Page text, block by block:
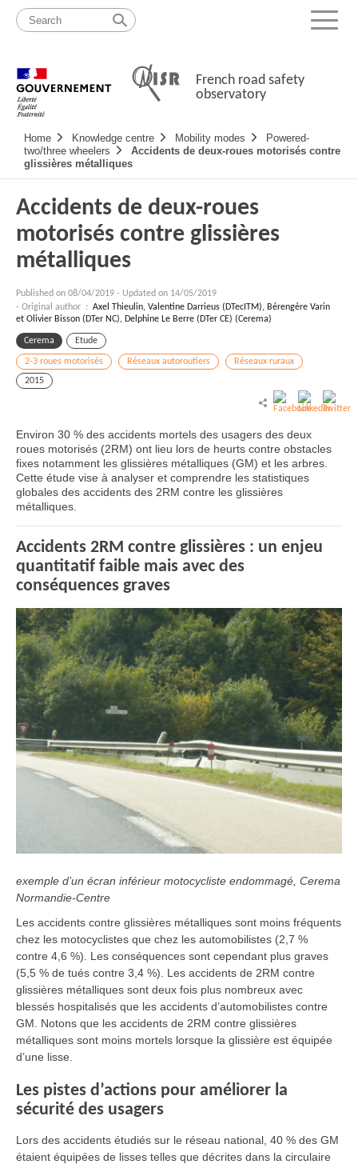
content
map
Menu
French road safety
observatory
Navigation
principale
Home Knowledge centre Mobility modes
Powered-
two/three wheelers
Accidents de deux-roues motorisés contre
glissières métalliques
Accidents de deux-roues
motorisés contre glissières
métalliques
Published on 08/04/2019 - Updated on 14/05/2019
- Original author : Axel Thieulin, Valentine Darrieus (DTecITM), Bérengère Varin
et Olivier Bisson (DTer NC), Delphine Le Berre (DTer CE) (Cerema)
Cerema Etude
2-3 roues motorisés Réseaux autoroutiers
Réseaux ruraux
2015
Environ 30 % des accidents mortels des usagers des deux
roues motorisés (2RM) ont lieu lors de heurts contre obstacles
fixes notamment les glissières métalliques (GM) et les arbres.
Cette étude vise à analyser et comprendre les statistiques
globales des accidents des 2RM contre les glissières
métalliques.
Accidents 2RM contre glissières : un enjeu
quantitatif faible mais avec des
conséquences graves
exemple d’un écran inférieur motocycliste endommagé, Cerema
Normandie-Centre
Les accidents contre glissières métalliques sont moins fréquents
chez les motocyclistes que chez les automobilistes (2,7 %
contre 4,6 %). Les conséquences sont cependant plus graves
(5,5 % de tués contre 3,4 %). Les accidents de 2RM contre
glissières métalliques sont deux fois plus nombreux avec
blessés hospitalisés que les accidents d’automobilistes contre
GM. Notons que les accidents de 2RM contre glissières
métalliques sont moins mortels lorsque la glissière est équipée
d’une lisse.
Les pistes d’actions pour améliorer la
sécurité des usagers
Lors des accidents étudiés sur le réseau national, 40 % des GM
étaient équipées de lisses telles que décrites dans la circulaire